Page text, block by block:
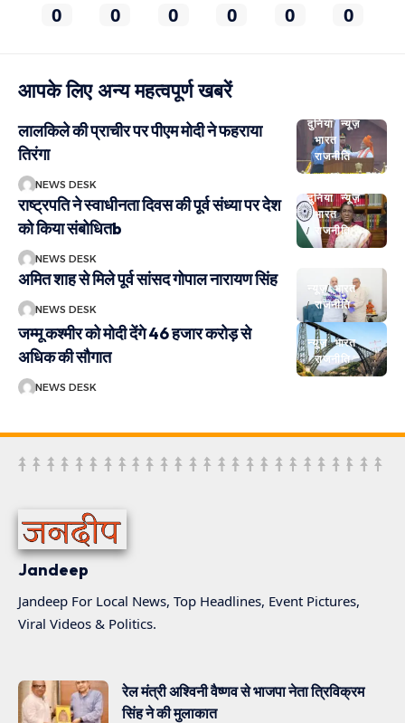
0 0 0 0 0 0
आपके लिए अन्य महत्वपूर्ण खबरें
दुनिया न्यूज़
भारत
राजनीति
लालकिले की प्राचीर पर पीएम मोदी ने फहराया
तिरंगा
NEWS DESK
दुनिया न्यूज़
भारत
राजनीति
राष्ट्रपति ने स्वाधीनता दिवस की पूर्व संध्या पर देश
को किया संबोधितb
NEWS DESK
न्यूज़ भारत
राजनीति
अमित शाह से मिले पूर्व सांसद गोपाल नारायण सिंह
NEWS DESK
न्यूज़ भारत
राजनीति
जम्मू कश्मीर को मोदी देंगे 46 हजार करोड़ से
अधिक की सौगात
NEWS DESK
Jandeep
Jandeep For Local News, Top Headlines, Event Pictures,
Viral Videos & Politics.
रेल मंत्री अश्विनी वैष्णव से भाजपा नेता त्रिविक्रम
सिंह ने की मुलाकात